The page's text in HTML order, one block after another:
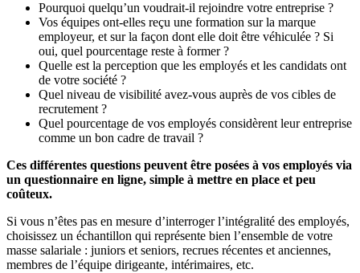
Pourquoi quelqu’un voudrait-il rejoindre votre entreprise ?
Vos équipes ont-elles reçu une formation sur la marque
employeur, et sur la façon dont elle doit être véhiculée ? Si
oui, quel pourcentage reste à former ?
Quelle est la perception que les employés et les candidats ont
de votre société ?
Quel niveau de visibilité avez-vous auprès de vos cibles de
recrutement ?
Quel pourcentage de vos employés considèrent leur entreprise
comme un bon cadre de travail ?
Ces différentes questions peuvent être posées à vos employés via
un questionnaire en ligne, simple à mettre en place et peu
coûteux.
Si vous n’êtes pas en mesure d’interroger l’intégralité des employés,
choisissez un échantillon qui représente bien l’ensemble de votre
masse salariale : juniors et seniors, recrues récentes et anciennes,
membres de l’équipe dirigeante, intérimaires, etc.